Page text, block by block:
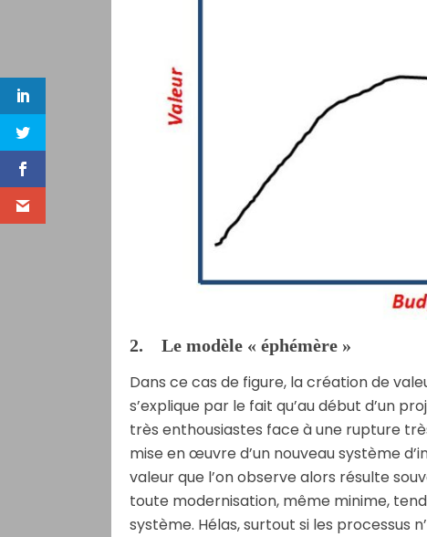
2. Le modèle « éphémère »
Dans ce cas de figure, la création de
s’explique par le fait qu’au début d’un
très enthousiastes face à une rupture
mise en œuvre d’un nouveau système
valeur que l’on observe alors résulte
toute modernisation, même minime,
système. Hélas, surtout si les processus